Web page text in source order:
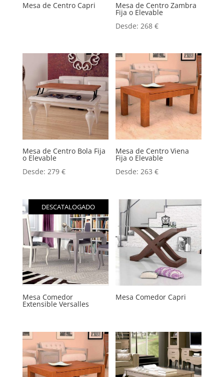
Mesa de Centro Capri Mesa de Centro Zambra
Fija o Elevable
Desde:268€
Mesa de Centro Bola Fija
o Elevable
Desde: 279 €
Mesa de Centro Viena
Fija o Elevable
Desde:263€
DESCATALOGADO
Mesa Comedor
Extensible Versalles
Mesa Comedor Capri